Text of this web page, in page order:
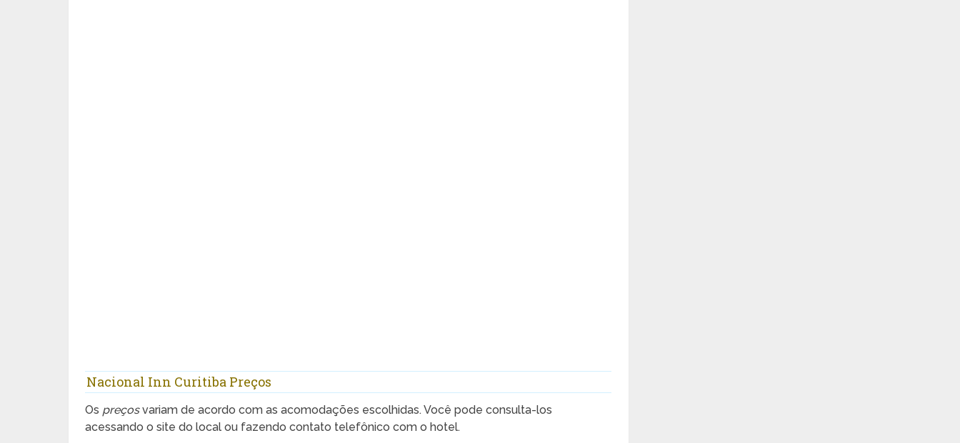
Nacional Inn Curitiba Preços
Os preçosvariam de acordo com as acomodações escolhidas. Você pode consulta-los
acessando o site do local ou fazendo contato telefônico com o hotel.